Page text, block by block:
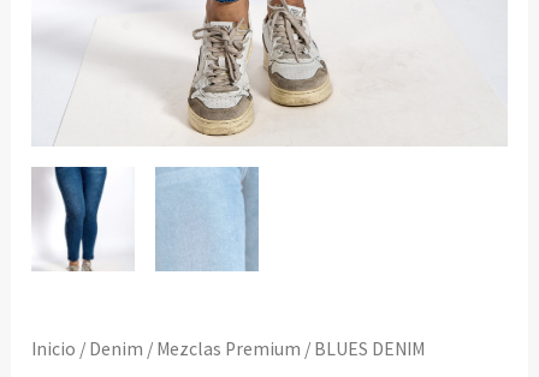
Inicio / Denim / Mezclas Premium / BLUES DENIM